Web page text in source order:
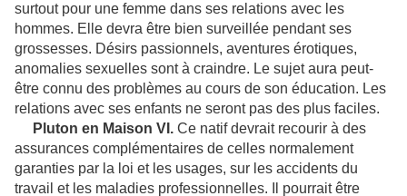
surtout pour une femme dans ses relations avec les
hommes. Elle devra être bien surveillée pendant ses
grossesses. Désirs passionnels, aventures érotiques,
anomalies sexuelles sont à craindre. Le sujet aura peut-
être connu des problèmes au cours de son éducation. Les
relations avec ses enfants ne seront pas des plus faciles.
Pluton en Maison VI. Ce natif devrait recourir à des
assurances complémentaires de celles normalement
garanties par la loi et les usages, sur les accidents du
travail et les maladies professionnelles. Il pourrait être